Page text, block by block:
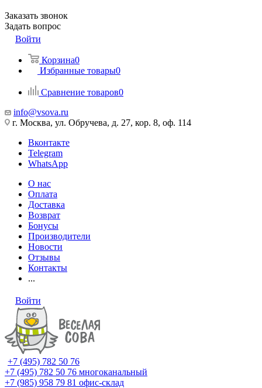
Заказать звонок
Задать вопрос
Войти
Корзина0
Избранные товары0
Сравнение товаров0
info@vsova.ru
г. Москва, ул. Обручева, д. 27, кор. 8, оф. 114
Вконтакте
Telegram
WhatsApp
О нас
Оплата
Доставка
Возврат
Бонусы
Производители
Новости
Отзывы
Контакты
...
Войти
+7 (495) 782 50 76
+7 (495) 782 50 76 многоканальный
+7 (985) 958 79 81 офис-склад